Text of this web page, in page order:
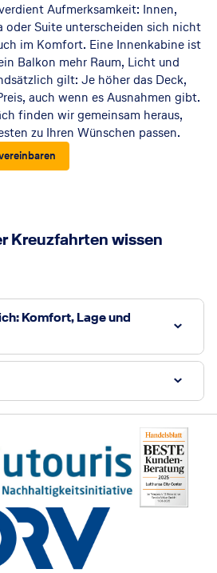
Aufmerksamkeit: Innen,
oder Suite unterscheiden sich nicht
im Komfort. Eine Innenkabine ist
Balkon mehr Raum, Licht und
gilt: Je höher das Deck,
auch wenn es Ausnahmen gibt.
finden wir gemeinsam heraus,
zu Ihren Wünschen passen.
Kreuzfahrten wissen
Komfort, Lage und